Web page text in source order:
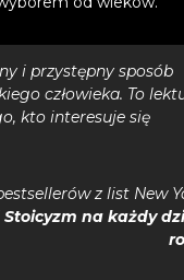
i przystępny sposób
człowieka. To
kto interesuje się
z list New
Stoicyzm na każdy